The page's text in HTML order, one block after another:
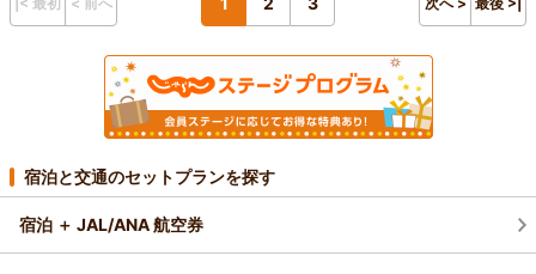
宿泊と交通のセットプランを探す
宿泊 ＋ JAL/ANA 航空券